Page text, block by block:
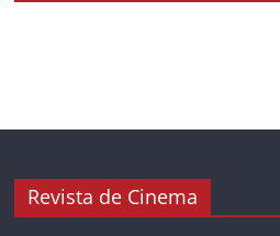
Revista de Cinema